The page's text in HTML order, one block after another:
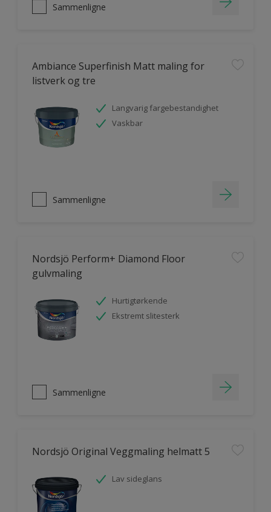
Sammenligne
Ambiance Superfinish Matt maling for
listverk og tre
Langvarig fargebestandighet
Vaskbar
Sammenligne
Nordsjö Perform+ Diamond Floor
gulvmaling
Hurtigtørkende
Ekstremt slitesterk
Sammenligne
Nordsjö Original Veggmaling helmatt 5
Lav sideglans